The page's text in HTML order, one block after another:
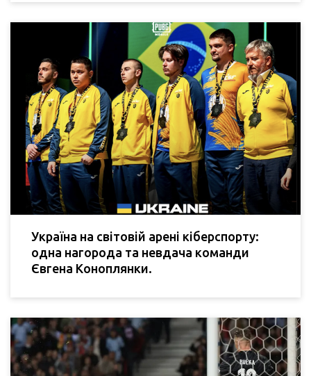
Україна на світовій арені кіберспорту:
одна нагорода та невдача команди
Євгена Коноплянки.